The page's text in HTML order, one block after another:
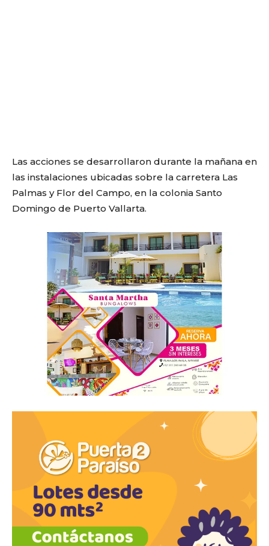
Las acciones se desarrollaron durante la mañana en
las instalaciones ubicadas sobre la carretera Las
Palmas y Flor del Campo, en la colonia Santo
Domingo de Puerto Vallarta.